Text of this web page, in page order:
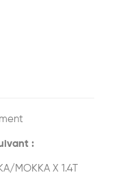
:
MOKKA X 1.4T